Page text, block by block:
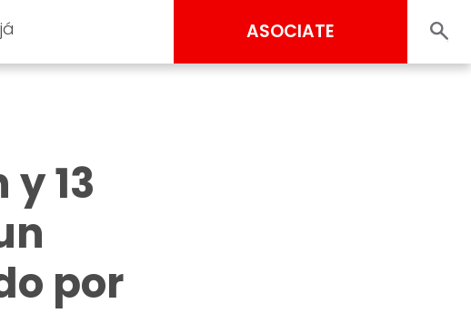
ASOCIATE
13
por